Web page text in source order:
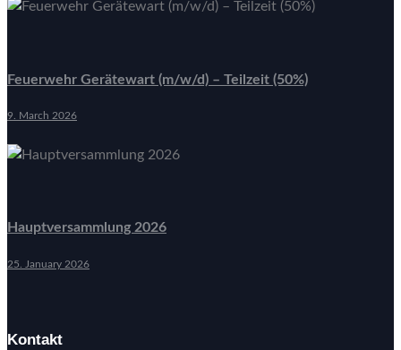
Feuerwehr Gerätewart (m/w/d) – Teilzeit (50%)
9. March 2026
Hauptversammlung 2026
25. January 2026
Kontakt